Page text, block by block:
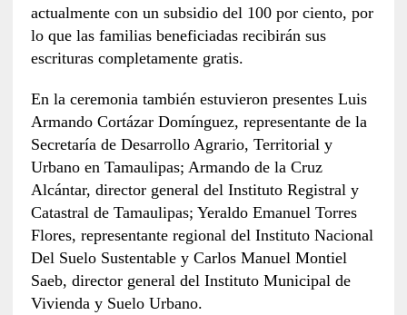
actualmente con un subsidio del 100 por ciento, por
lo que las familias beneficiadas recibirán sus
escrituras completamente gratis.
En la ceremonia también estuvieron presentes Luis
Armando Cortázar Domínguez, representante de la
Secretaría de Desarrollo Agrario, Territorial y
Urbano en Tamaulipas; Armando de la Cruz
Alcántar, director general del Instituto Registral y
Catastral de Tamaulipas; Yeraldo Emanuel Torres
Flores, representante regional del Instituto Nacional
Del Suelo Sustentable y Carlos Manuel Montiel
Saeb, director general del Instituto Municipal de
Vivienda y Suelo Urbano.